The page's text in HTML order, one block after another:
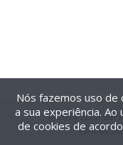
@2014-2026
Termos
Nós fazemos uso de
a sua experiência.
de cookies de